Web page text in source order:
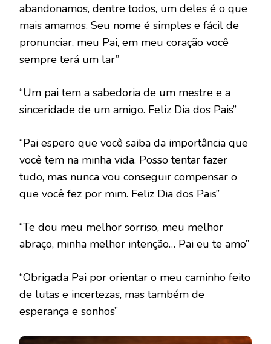
abandonamos, dentre todos, um deles é o que
mais amamos. Seu nome é simples e fácil de
pronunciar, meu Pai, em meu coração você
sempre terá um lar”
“Um pai tem a sabedoria de um mestre e a
sinceridade de um amigo. Feliz Dia dos Pais”
“Pai espero que você saiba da importância que
você tem na minha vida. Posso tentar fazer
tudo, mas nunca vou conseguir compensar o
que você fez por mim. Feliz Dia dos Pais”
“Te dou meu melhor sorriso, meu melhor
abraço, minha melhor intenção… Pai eu te amo”
“Obrigada Pai por orientar o meu caminho feito
de lutas e incertezas, mas também de
esperança e sonhos”